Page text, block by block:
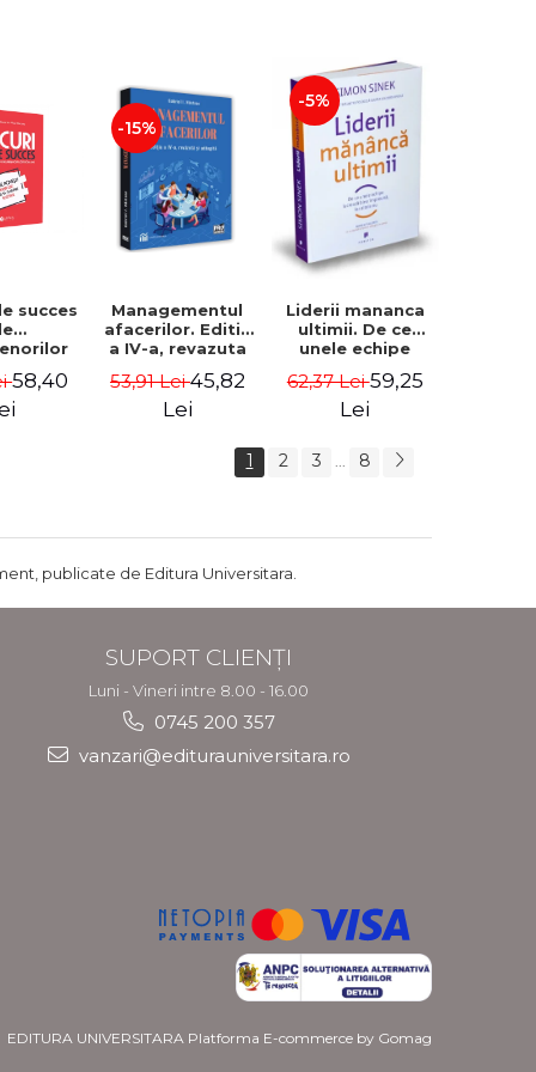
succes
sa-ti
58,40
-15%
Managementul
afacerilor. Editia
a IV-a, revazuta
Gabriel I. Nastase
53,91 Lei45,82
Lei
-5%
Liderii mananca
ultimii. De ce
unele echipe
impreuna, iar
altele nu. Editia a
62,37 Lei59,25
Lei
1 2 3 8
publicate de Editura Universitara.
SUPORT CLIENȚI
Luni - Vineri intre 8.00 - 16.00
0745 200 357
vanzari@editurauniversitara.ro
EDITURA UNIVERSITARA Platforma E-commerce by Gomag